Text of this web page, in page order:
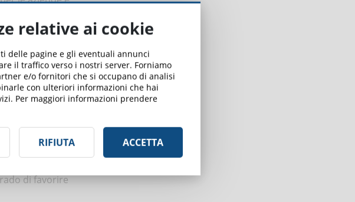
ai
con
continuo,
di aggiornarsi
personali.
momento, di
di favorire
relative ai cookie
delle pagine e gli eventuali annunci
il traffico verso i nostri server. Forniamo
e/o fornitori che si occupano di analisi
con ulteriori informazioni che hai
Per maggiori informazioni prendere
RIFIUTA ACCETTA